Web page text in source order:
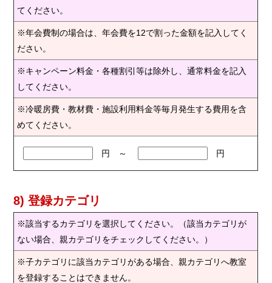
てください。
※年会費制の場合は、年会費を12で割った金額を記入してく
ださい。
※キャンペーン料金・各種割引等は除外し、通常料金を記入
してください。
※冷暖房費・教材費・施設利用料金等毎月発生する費用を含
めてください。
円 ～ 円
8) 登録カテゴリ
※該当するカテゴリを選択してください。（該当カテゴリが
ない場合、親カテゴリをチェックしてください。）
※子カテゴリに該当カテゴリがある場合、親カテゴリへ教室
を登録することはできません。